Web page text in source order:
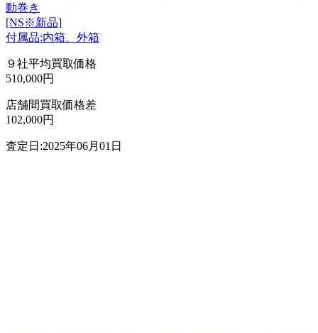
動巻き
[NS※新品]
付属品:内箱、外箱
９社平均買取価格
510,000円
店舗間買取価格差
102,000円
査定日:2025年06月01日